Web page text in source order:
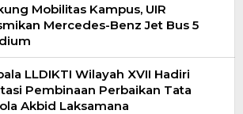
Mobilitas Kampus, UIR
Mercedes-Benz Jet Bus 5
LLDIKTI Wilayah XVII Hadiri
Pembinaan Perbaikan Tata
Akbid Laksamana